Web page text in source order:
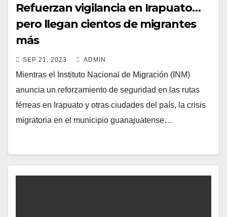
Refuerzan vigilancia en Irapuato…
pero llegan cientos de migrantes
más
SEP 21, 2023 ADMIN
Mientras el Instituto Nacional de Migración (INM)
anuncia un reforzamiento de seguridad en las rutas
férreas en Irapuato y otras ciudades del país, la crisis
migratoria en el municipio guanajuatense…